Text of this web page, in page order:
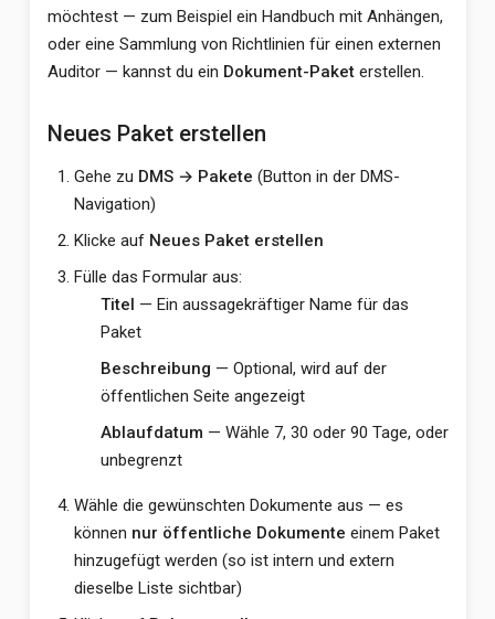
möchtest — zum Beispiel ein Handbuch mit Anhängen,
oder eine Sammlung von Richtlinien für einen externen
Auditor — kannst du ein Dokument-Paketerstellen.
Neues Paket erstellen
Gehe zu DMS → Pakete (Button in der DMS-
Navigation)
Klicke auf Neues Paket erstellen
Fülle das Formular aus:
Titel — Ein aussagekräftiger Name für das
Paket
Beschreibung — Optional, wird auf der
öffentlichen Seite angezeigt
Ablaufdatum — Wähle 7, 30 oder 90 Tage, oder
unbegrenzt
Wähle die gewünschten Dokumente aus — es
können nur öffentliche Dokumente einem Paket
hinzugefügt werden (so ist intern und extern
dieselbe Liste sichtbar)